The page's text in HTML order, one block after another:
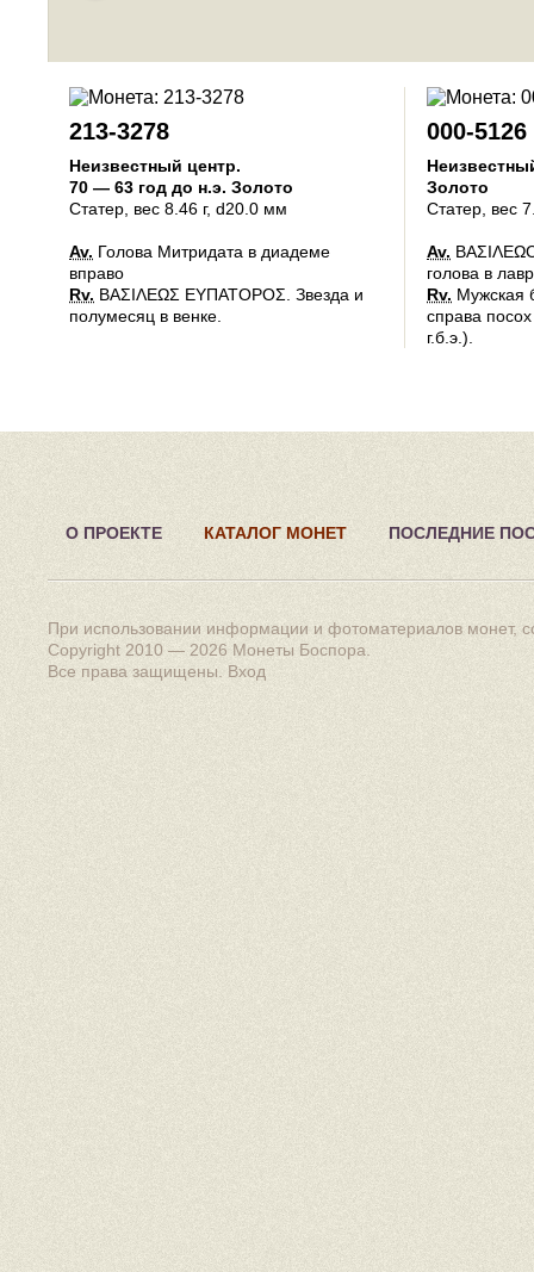
213-3278
Неизвестный центр.
70 — 63 год до н.э. Золото
Статер , вес 8.46 г, d20.0 мм
Av. Голова Митридата в диадеме
вправо
Rv. ΒΑΣΙΛΕΩΣ ΕΥΠΑΤΟΡΟΣ. Звезда и
полумесяц в венке.
000-5126
Золото
Статер , вес
Av.
голова в
Rv. Мужская
справа
г.б.э.).
О ПРОЕКТЕ КАТАЛОГ МОНЕТ ПОСЛЕДНИЕ
При использовании информации и фотоматериалов монет,
Copyright 2010 — 2026 Монеты Боспора
Все права защищены. Вход